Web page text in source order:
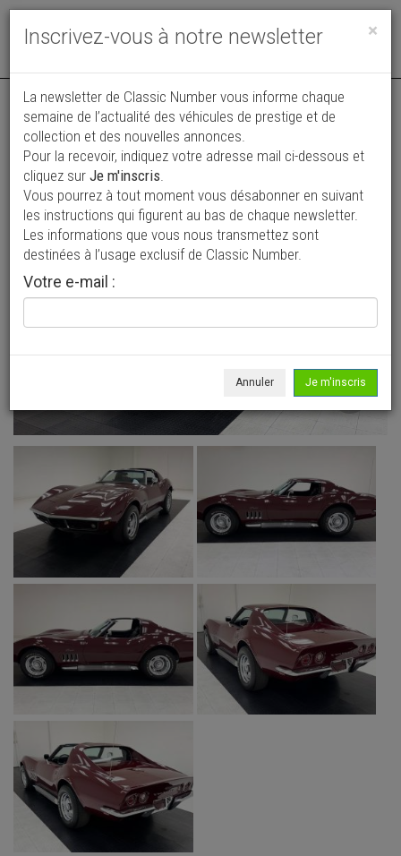
Toggle
Annonce actualisée le 02/08/2026 ( il y a 6 jours )
Chevrolet Corvette C3 Coupe
39 500 €
1969 Découvrable 89 865 mi
×
Inscrivez-vous à notre newsletter
La newsletter de Classic Number vous informe chaque
semaine de l’actualité des véhicules de prestige et de
collection et des nouvelles annonces.
Pour la recevoir, indiquez votre adresse mail ci-dessous et
cliquez sur Je m'inscris.
Vous pourrez à tout moment vous désabonner en suivant
les instructions qui figurent au bas de chaque newsletter.
Les informations que vous nous transmettez sont
destinées à l’usage exclusif de Classic Number.
Votre e-mail :
Annuler Je m'inscris